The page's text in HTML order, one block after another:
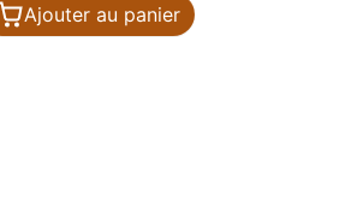
Ajouter au panier